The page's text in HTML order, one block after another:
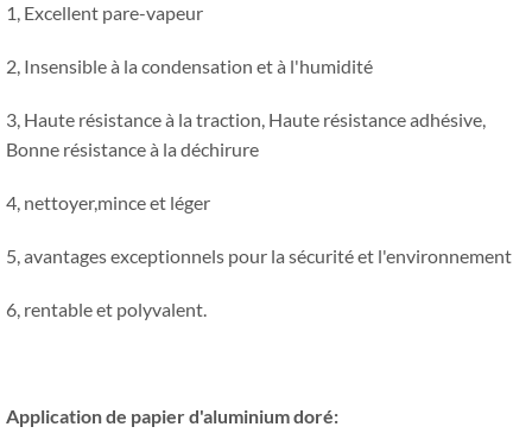
1, Excellent pare-vapeur
2, Insensible à la condensation et à l'humidité
3, Haute résistance à la traction, Haute résistance adhésive,
Bonne résistance à la déchirure
4, nettoyer,mince et léger
5, avantages exceptionnels pour la sécurité et l'environnement
6, rentable et polyvalent.
Application de papier d'aluminium doré: